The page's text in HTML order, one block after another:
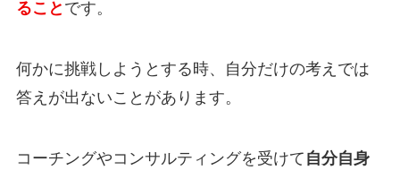
ること です。
何かに挑戦しようとする時、自分だけの考えでは
答えが出ないことがあります。
コーチングやコンサルティングを受けて 自分自身